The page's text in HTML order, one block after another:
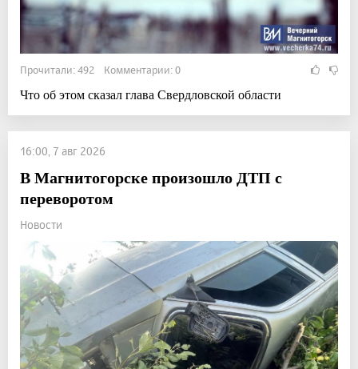
Прочитали: 492 Комментарии: 0
Что об этом сказал глава Свердловской области
16:00, 7 авг 2026
В Магнитогорске произошло ДТП с
переворотом
Новости